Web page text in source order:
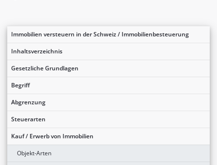
Immobilien versteuern in der Schweiz / Immobilienbesteuerung
Inhaltsverzeichnis
Gesetzliche Grundlagen
Begriff
Abgrenzung
Steuerarten
Kauf / Erwerb von Immobilien
Objekt-Arten